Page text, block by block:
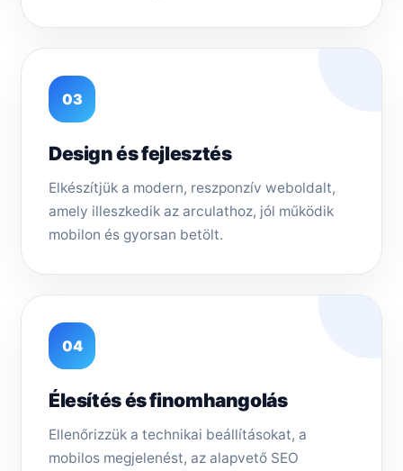
03
Design és fejlesztés
Elkészítjük a modern, reszponzív weboldalt,
amely illeszkedik az arculathoz, jól működik
mobilon és gyorsan betölt.
04
Élesítés és finomhangolás
Ellenőrizzük a technikai beállításokat, a
mobilos megjelenést, az alapvető SEO